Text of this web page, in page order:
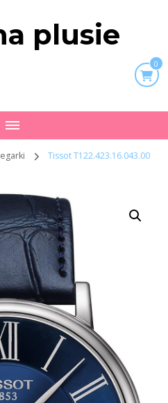
plusie
0
Tissot T122.423.16.043.00